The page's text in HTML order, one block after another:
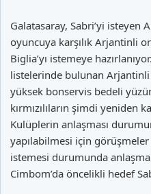
Galatasaray, Sabri’yi isteyen
oyuncuya karşılık Arjantinli
Biglia’yı istemeye
listelerinde bulunan
yüksek bonservis bedeli
kırmızılıların şimdi yeniden
Kulüplerin anlaşması
yapılabilmesi için görüşmeler
istemesi durumunda
Cimbom’da öncelikli hedef